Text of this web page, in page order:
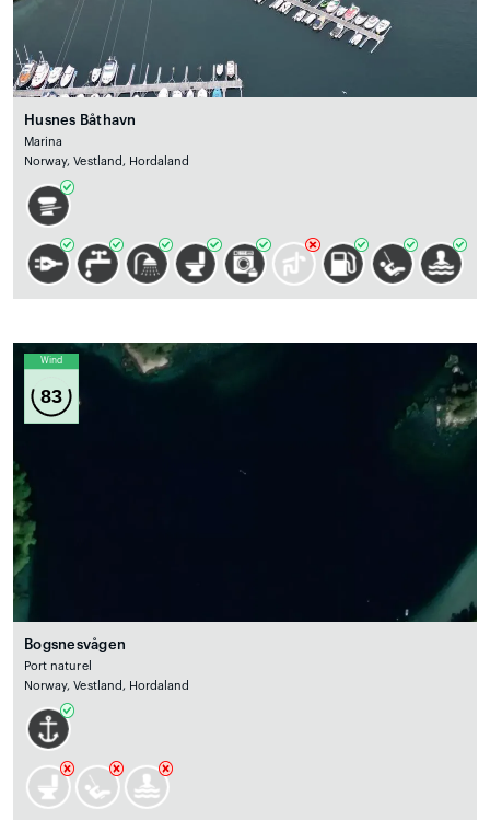
Husnes Båthavn
Marina
Norway, Vestland, Hordaland
Wind
83
Bogsnesvågen
Port naturel
Norway, Vestland, Hordaland